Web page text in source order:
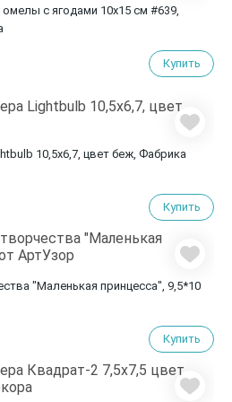
с ягодами 10х15 см #639,
Купить
10,5х6,7, цвет беж, Фабрика
Купить
"Маленькая принцесса", 9,5*10
Купить